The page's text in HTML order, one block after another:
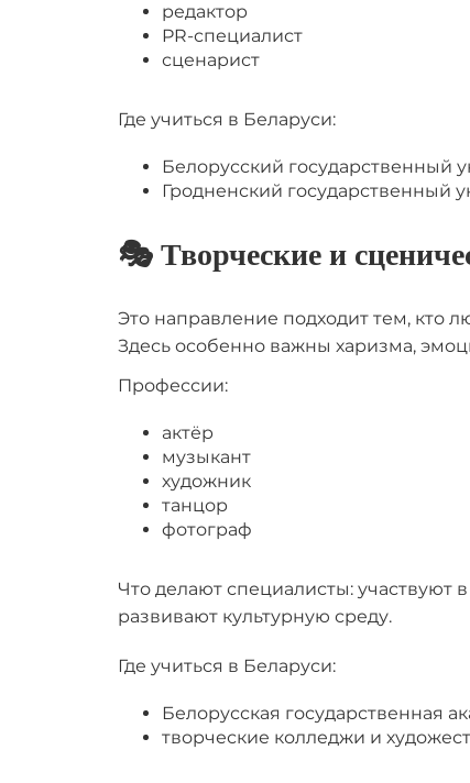
редактор
PR-специалист
сценарист
Где учиться в Беларуси:
Белорусский государственный
Гродненский государственный
🎭 Творческие и
Это направление подходит тем, кто
Здесь особенно важны харизма,
Профессии:
актёр
музыкант
художник
танцор
фотограф
Что делают специалисты: участвуют
развивают культурную среду.
Где учиться в Беларуси:
Белорусская государственная
творческие колледжи и